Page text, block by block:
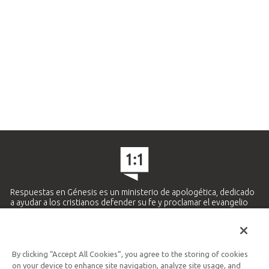
Respuestas en Génesis es un ministerio de apologética, dedicado
a ayudar a los cristianos defender su fe y proclamar el evangelio
Ministerio Hispano y Latinoamericano
By clicking “Accept All Cookies”, you agree to the storing of cookies
on your device to enhance site navigation, analyze site usage, and